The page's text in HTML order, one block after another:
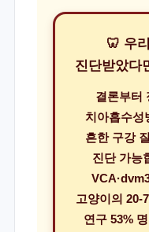
🦷 우
진단받았다
결론부터
치아흡수성
흔한 구강
진단 가능
고양이의 20-
연구 53%